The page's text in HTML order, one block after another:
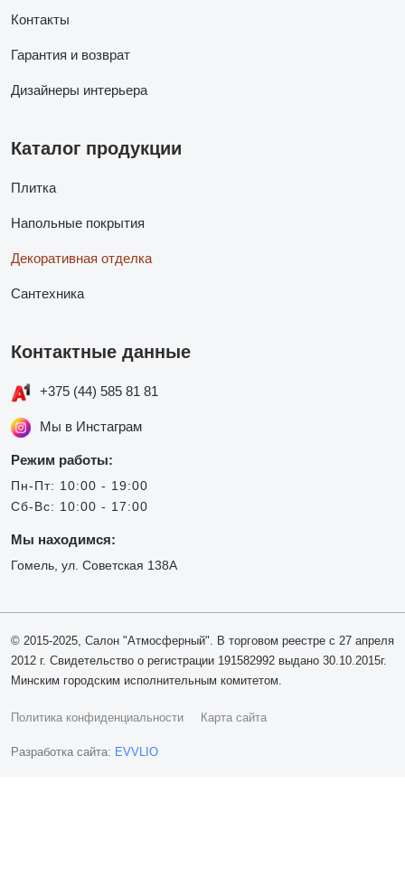
Контакты
Гарантия и возврат
Дизайнеры интерьера
Каталог продукции
Плитка
Напольные покрытия
Декоративная отделка
Сантехника
Контактные данные
+375 (44) 585 81 81
Мы в Инстаграм
Режим работы:
Пн-Пт: 10:00 - 19:00
Сб-Вс: 10:00 - 17:00
Мы находимся:
Гомель, ул. Советская 138А
© 2015-2025, Салон "Атмосферный". В торговом реестре с 27 апреля
2012 г. Свидетельство о регистрации 191582992 выдано 30.10.2015г.
Минским городским исполнительным комитетом.
Политика конфиденциальности Карта сайта
Разработка сайта: EVVLIO